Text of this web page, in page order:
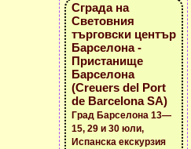
Сграда на
Световния
търговски център
Барселона -
Пристанище
Барселона
(Creuers del Port
de Barcelona SA)
Град Барселона 13—
15, 29 и 30 юли,
Испанска екскурзия